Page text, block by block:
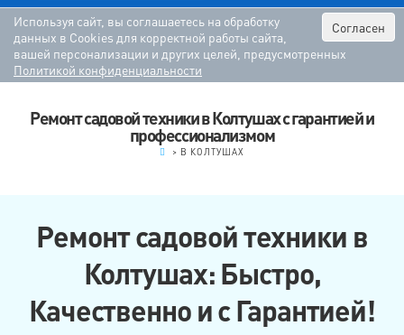
Согласен
Используя сайт, вы соглашаетесь на обработку
данных в Cookies для корректной работы сайта,
вашей персонализации и других целей, предусмотренных
Политикой конфиденциальности
Ремонт садовой техники в Колтушах с гарантией и
профессионализмом
> В КОЛТУШАХ
Ремонт садовой техники в
Колтушах: Быстро,
Качественно и с Гарантией!